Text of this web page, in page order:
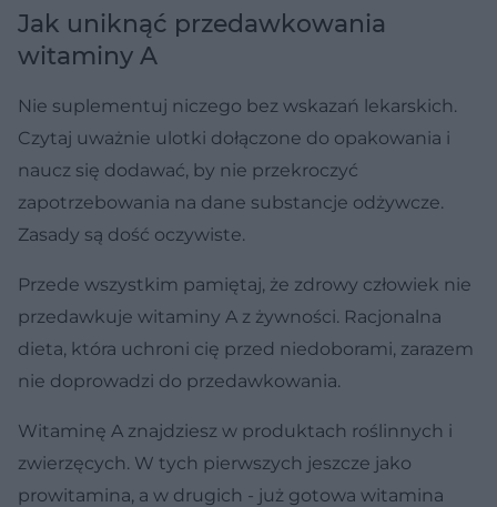
Jak uniknąć przedawkowania
witaminy A
Nie suplementuj niczego bez wskazań lekarskich.
Czytaj uważnie ulotki dołączone do opakowania i
naucz się dodawać, by nie przekroczyć
zapotrzebowania na dane substancje odżywcze.
Zasady są dość oczywiste.
Przede wszystkim pamiętaj, że zdrowy człowiek nie
przedawkuje witaminy A z żywności. Racjonalna
dieta, która uchroni cię przed niedoborami, zarazem
nie doprowadzi do przedawkowania.
Witaminę A znajdziesz w produktach roślinnych i
zwierzęcych. W tych pierwszych jeszcze jako
prowitamina, a w drugich - już gotowa witamina